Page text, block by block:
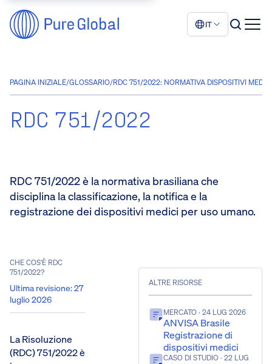
IT
PAGINA INIZIALE/GLOSSARIO/RDC 751/2022: NORMATIVA DISPOSITIVI
RDC 751/2022
RDC 751/2022 è la normativa brasiliana che
disciplina la classificazione, la notifica e la
registrazione dei dispositivi medici per uso umano.
CHE COS'È RDC
751/2022?
Ultima revisione:27
luglio 2026
La Risoluzione
(RDC) 751/2022 è
ALTRE RISORSE
MERCATO· 24 LUG 2026
ANVISA Brasile
Registrazione di
dispositivi medici
CASO DI STUDIO· 22 LUG